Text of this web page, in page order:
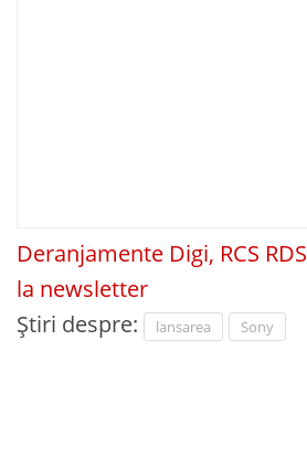
Deranjamente Digi, RCS RDS
la newsletter
Știri despre:
lansarea Sony